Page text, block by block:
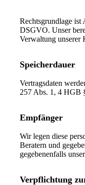
Rechtsgrundlage ist
DSGVO. Unser
Verwaltung unserer
Speicherdauer
Vertragsdaten
257 Abs. 1, 4 HGB
Empfänger
Wir legen diese
Beratern und
gegebenenfalls
Verpflichtung